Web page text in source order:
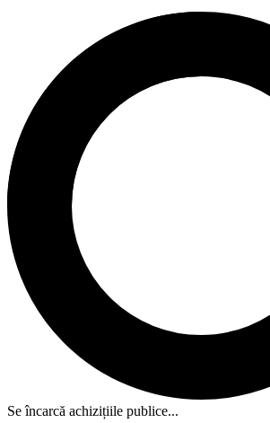
Se încarcă achizițiile publice...